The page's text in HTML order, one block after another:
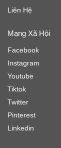
Liên Hệ
Mạng Xã Hội
Facebook
Instagram
Youtube
Tiktok
Twitter
Pinterest
Linkedin